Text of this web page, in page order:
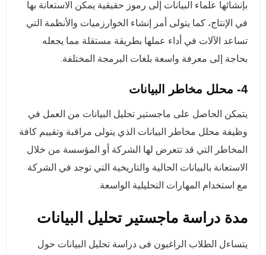
بإنشائها علماء البيانات إلى رموز حقيقية يمكن الاستعانة بها
في الإنتاج، كما يتولى أمر إنشاء الخوارزميات والأنظمة التي
تساعد الآلات في أداء عملها بطريقة مستقلة مما يجعله
بحاجة إلى معرفة واسعة بلغات البرمجة المختلفة.
4- محلل مخاطر البيانات
يتمكن الحاصل على ماجستير تحليل البيانات من العمل في
وظيفة محلل مخاطر البيانات الذي يتولى مراقبة وتقييم كافة
المخاطر التي قد تتعرض لها الشركة أو المؤسسة من خلال
الاستعانة بالبيانات الحالية والتاريخية التي توجد في الشركة
مع استخدام المهارات التحليلية الواسعة.
مدة دراسة ماجستير تحليل البيانات
يتساءل الطلاب الراغبون فى دراسة تحليل البيانات حول